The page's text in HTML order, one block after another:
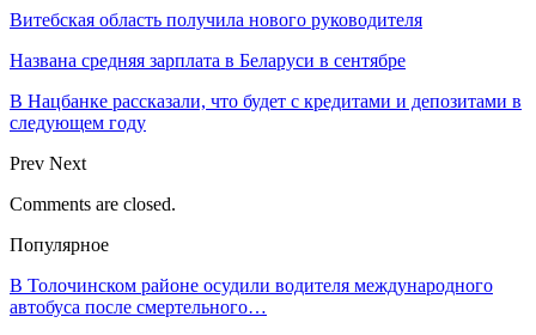
Витебская область получила нового руководителя
Названа средняя зарплата в Беларуси в сентябре
В Нацбанке рассказали, что будет с кредитами и депозитами в
следующем году
Prev Next
Comments are closed.
Популярное
В Толочинском районе осудили водителя международного
автобуса после смертельного…